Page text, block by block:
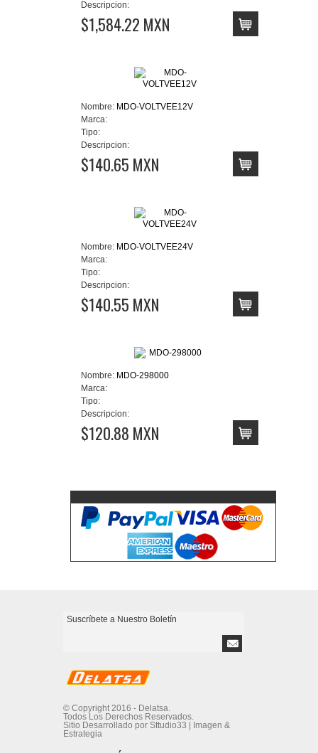
Descripcion:
$1,584.22 MXN
Nombre: MDO-VOLTVEE12V
Marca:
Tipo:
Descripcion:
$140.65 MXN
Nombre: MDO-VOLTVEE24V
Marca:
Tipo:
Descripcion:
$140.55 MXN
Nombre: MDO-298000
Marca:
Tipo:
Descripcion:
$120.88 MXN
© Copyright 2016 - Delatsa.
Todos Los Derechos Reservados.
Sitio Desarrollado por Sttudio33 | Imagen &
Estrategia